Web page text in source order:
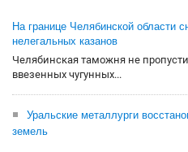
На границе Челябинской области
нелегальных казанов
Челябинская таможня не
ввезенных чугунных...
Уральские металлурги
земель